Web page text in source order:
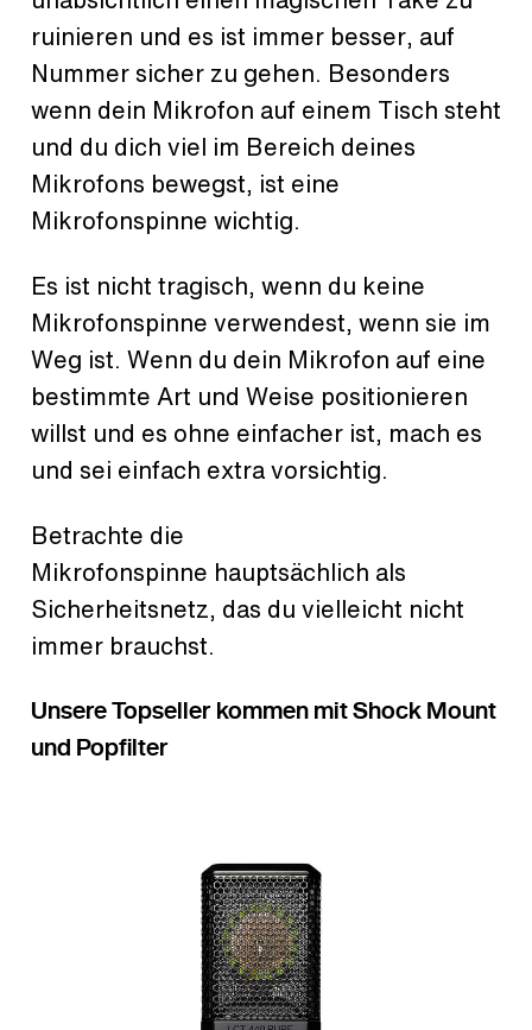
ruinieren und es ist immer besser, auf
Nummer sicher zu gehen. Besonders
wenn dein Mikrofon auf einem Tisch steht
und du dich viel im Bereich deines
Mikrofons bewegst, ist eine
Mikrofonspinne wichtig.
Es ist nicht tragisch, wenn du keine
Mikrofonspinne verwendest, wenn sie im
Weg ist. Wenn du dein Mikrofon auf eine
bestimmte Art und Weise positionieren
willst und es ohne einfacher ist, mach es
und sei einfach extra vorsichtig.
Betrachte die
Mikrofonspinne hauptsächlich als
Sicherheitsnetz, das du vielleicht nicht
immer brauchst.
Unsere Topseller kommen mit Shock Mount
und Popfilter